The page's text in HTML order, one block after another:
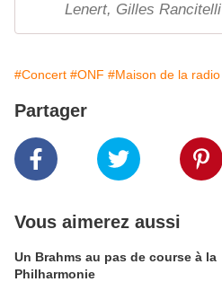
Lenert, Gilles Rancitelli
#Concert #ONF #Maison de la radio
Partager
Vous aimerez aussi
Un Brahms au pas de course à la
Philharmonie